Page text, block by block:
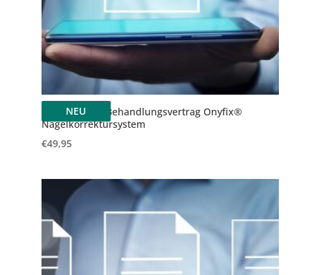
NEU
Update 2025: Behandlungsvertrag Onyfix®
Nagelkorrektursystem
€49,95